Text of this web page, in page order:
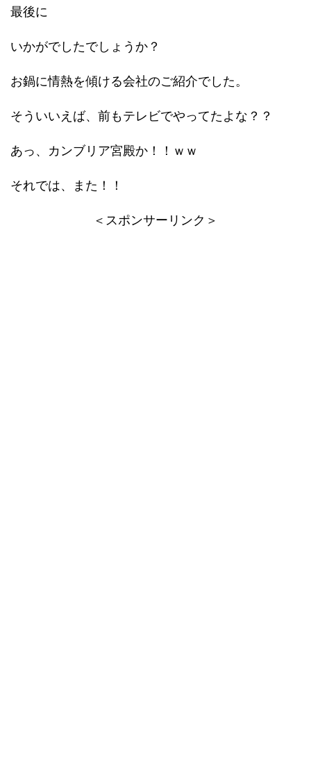
最後に
いかがでしたでしょうか？
お鍋に情熱を傾ける会社のご紹介でした。
そういいえば、前もテレビでやってたよな？？
あっ、カンブリア宮殿か！！ｗｗ
それでは、また！！
＜スポンサーリンク＞